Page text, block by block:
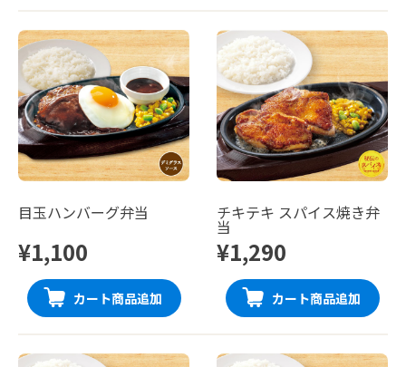
目玉ハンバーグ弁当
¥1,100
カート商品追加
チキテキ スパイス焼き弁
当
¥1,290
カート商品追加